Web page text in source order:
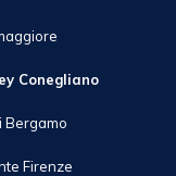
Conegliano
Bergamo
Firenze